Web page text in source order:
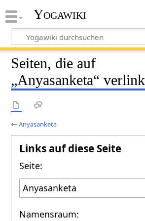
Yogawiki
Seiten, die auf
„Anyasanketa“
←Anyasanketa
Links auf diese Seite
Seite:
Namensraum: